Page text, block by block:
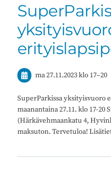
ma 27.11.2023klo 17–20
SuperParkissa yksityisvuoro
maanantaina 27.11. klo 17-20
(Härkävehmaankatu 4,
maksuton. Tervetuloa!